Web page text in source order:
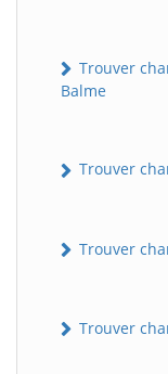
Trouver
Balme
Trouver
Trouver
Trouver